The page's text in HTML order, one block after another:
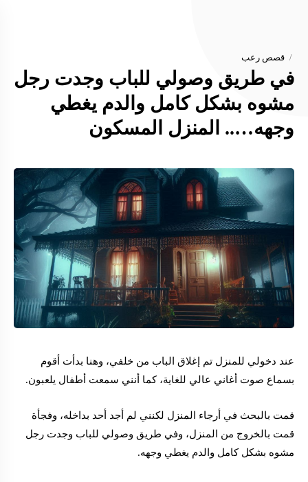
قصص رعب
في طريق وصولي للباب وجدت رجل
مشوه بشكل كامل والدم يغطي
وجهه….. المنزل المسكون
عند دخولي للمنزل تم إغلاق الباب من خلفي، وهنا بدأت أقوم
بسماع صوت أغاني عالي للغاية، كما أنني سمعت أطفال يلعبون.
قمت بالبحث في أرجاء المنزل لكنني لم أجد أحد بداخله، وفجأة
قمت بالخروج من المنزل، وفي طريق وصولي للباب وجدت رجل
مشوه بشكل كامل والدم يغطي وجهه.